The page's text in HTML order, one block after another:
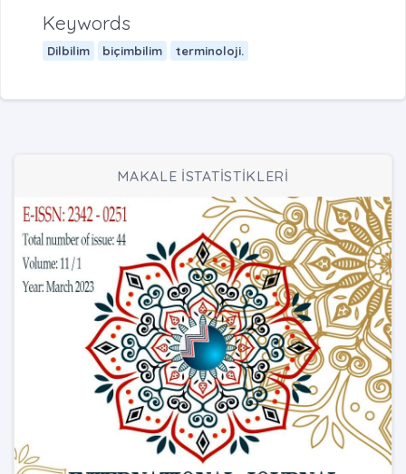
Keywords
Dilbilim biçimbilim terminoloji.
MAKALE İSTATİSTİKLERİ